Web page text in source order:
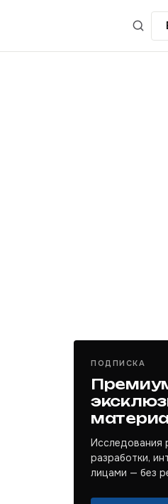
ПОДПИСКА
Исследования
разработки,
лицами — без